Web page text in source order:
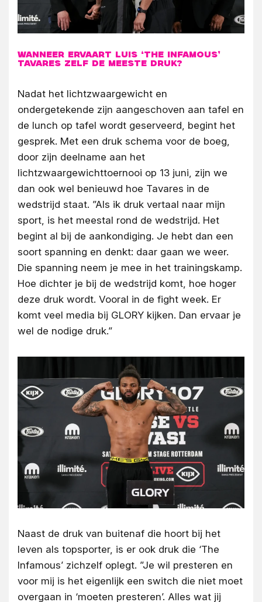
Wanneer ervaart Luis ‘The Infamous’
Tavares zelf de meeste druk?
Nadat het lichtzwaargewicht en
ondergetekende zijn aangeschoven aan tafel en
de lunch op tafel wordt geserveerd, begint het
gesprek. Met een druk schema voor de boeg,
door zijn deelname aan het
lichtzwaargewichttoernooi op 13 juni, zijn we
dan ook wel benieuwd hoe Tavares in de
wedstrijd staat. ”Als ik druk vertaal naar mijn
sport, is het meestal rond de wedstrijd. Het
begint al bij de aankondiging. Je hebt dan een
soort spanning en denkt: daar gaan we weer.
Die spanning neem je mee in het trainingskamp.
Hoe dichter je bij de wedstrijd komt, hoe hoger
deze druk wordt. Vooral in de fight week. Er
komt veel media bij GLORY kijken. Dan ervaar je
wel de nodige druk.”
Naast de druk van buitenaf die hoort bij het
leven als topsporter, is er ook druk die ‘The
Infamous’ zichzelf oplegt. ”Je wil presteren en
voor mij is het eigenlijk een switch die niet moet
overgaan in ‘moeten presteren’. Alles wat jij